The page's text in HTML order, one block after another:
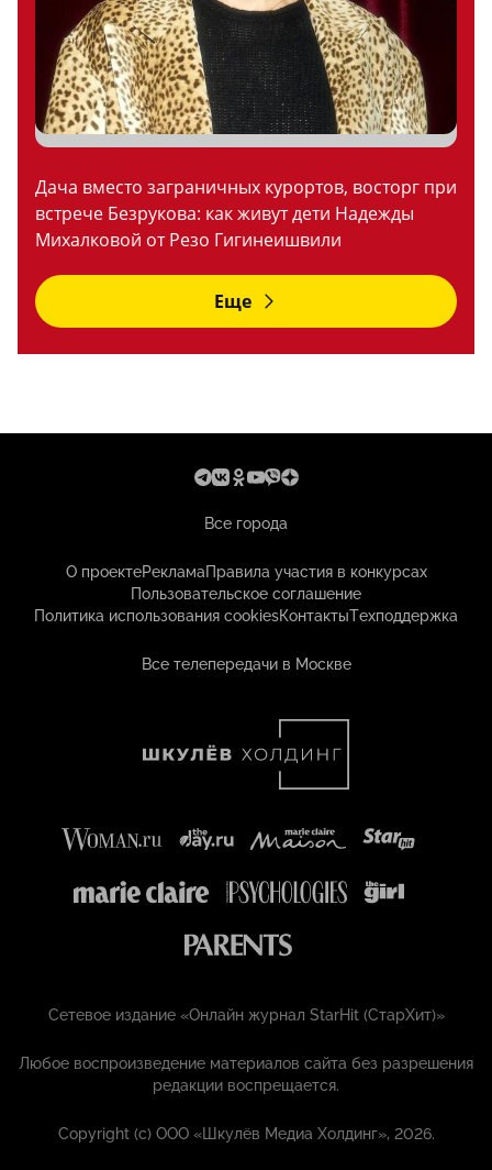
Дача вместо заграничных курортов, восторг при
встрече Безрукова: как живут дети Надежды
Михалковой от Резо Гигинеишвили
Еще
Все города
О проектеРекламаПравила участия в конкурсах
Пользовательское соглашение
Политика использования cookiesКонтактыТехподдержка
Все телепередачи в Москве
Сетевое издание «Онлайн журнал StarHit (СтарХит)»
Любое воспроизведение материалов сайта без разрешения
редакции воспрещается.
Copyright (с) ООО «Шкулёв Медиа Холдинг», 2026.